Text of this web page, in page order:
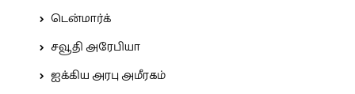
டென்மார்க்
சவூதி அரேபியா
ஐக்கிய அரபு அமீரகம்